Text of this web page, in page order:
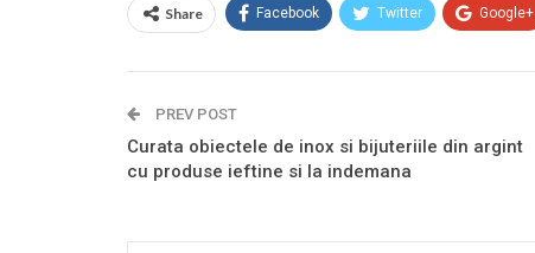
Share Facebook Twitter Google+
PREV POST
Curata obiectele de inox si bijuteriile din argint
cu produse ieftine si la indemana